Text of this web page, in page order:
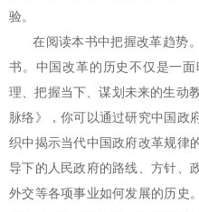
验。
在阅读本书中把握改革趋势
书。中国改革的历史不仅是一
理、把握当下、谋划未来的生动
脉络》，你可以通过研究中国政
织中揭示当代中国政府改革规律
导下的人民政府的路线、方针、
外交等各项事业如何发展的历史